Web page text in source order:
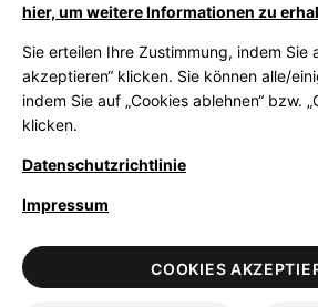
LegalDatenschutzrichtlinieZugänglichkeit
Verkaufsbedingungen
hier, um weitere Informationen zu
Sie erteilen Ihre Zustimmung, indem Sie
akzeptieren“ klicken. Sie können alle/
indem Sie auf „Cookies ablehnen“ bzw.
klicken.
Datenschutzrichtlinie
Impressum
COOKIES